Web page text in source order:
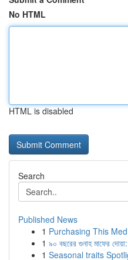
No HTML
HTML is disabled
Search
Published News
1 Purchasing This
1 ৯০ বছরের গুনাহ মাফের
1 Seasonal traits